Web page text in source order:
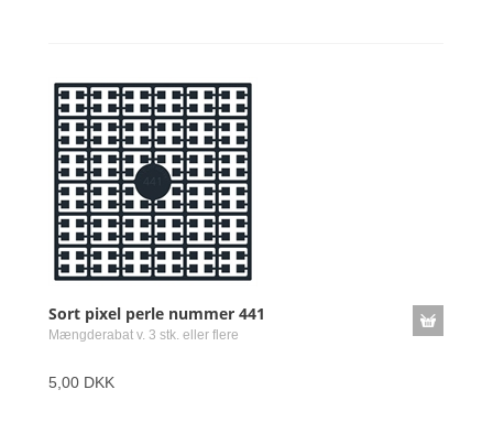
Sort pixel perle nummer 441
Mængderabat v. 3 stk. eller flere
5,00 DKK